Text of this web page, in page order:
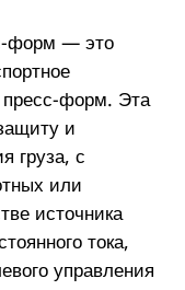
форм — это
форм. Эта
и
груза, с
или
источника
тока,
управления